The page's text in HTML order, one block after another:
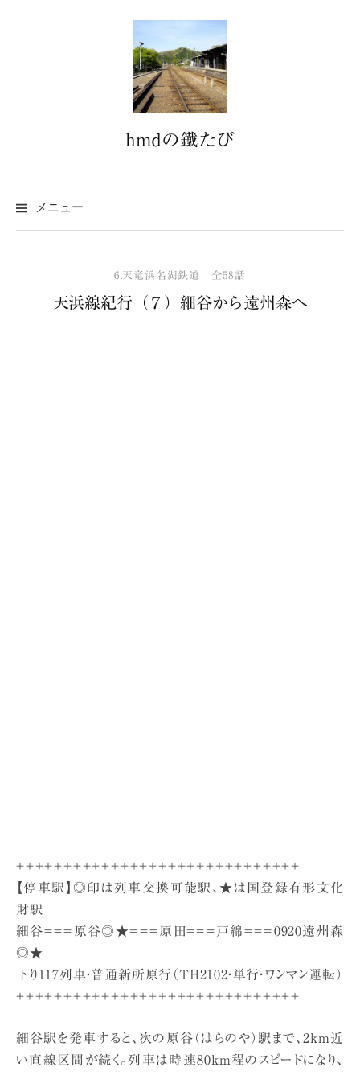
ッ
プ
hmdの鐵たび
メニュー
6.天竜浜名湖鉄道 全58話
天浜線紀行（７）細谷から遠州森へ
＋＋＋＋＋＋＋＋＋＋＋＋＋＋＋＋＋＋＋＋＋＋＋＋＋＋＋＋＋＋
【停車駅】◎印は列車交換可能駅、★は国登録有形文化
財駅
細谷＝＝＝原谷◎★＝＝＝原田＝＝＝戸綿＝＝＝0920遠州森
◎★
下り117列車・普通新所原行（TH2102・単行・ワンマン運転）
＋＋＋＋＋＋＋＋＋＋＋＋＋＋＋＋＋＋＋＋＋＋＋＋＋＋＋＋＋＋
細谷駅を発車すると、次の原谷（はらのや）駅まで、2km近
い直線区間が続く。列車は時速80km程のスピードになり、